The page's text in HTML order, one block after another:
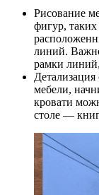
Рисование
фигур,
линий.
рамки
мебели,
кровати
столе —